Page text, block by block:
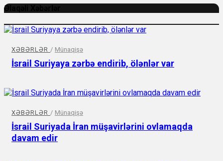
Əlaqəli Xəbərlər
XƏBƏRLƏR / Münaqişə
İsrail Suriyaya zərbə endirib, ölənlər var
XƏBƏRLƏR / Münaqişə
İsrail Suriyada İran müşavirlərini ovlamaqda
davam edir